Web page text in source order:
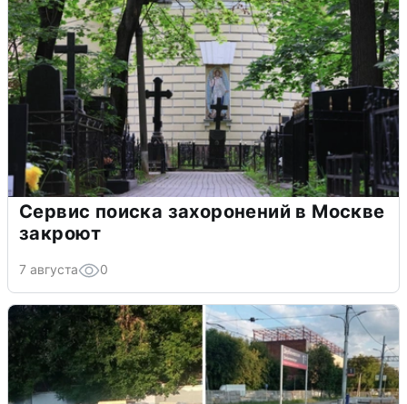
Сервис поиска захоронений в Москве
закроют
7 августа 0